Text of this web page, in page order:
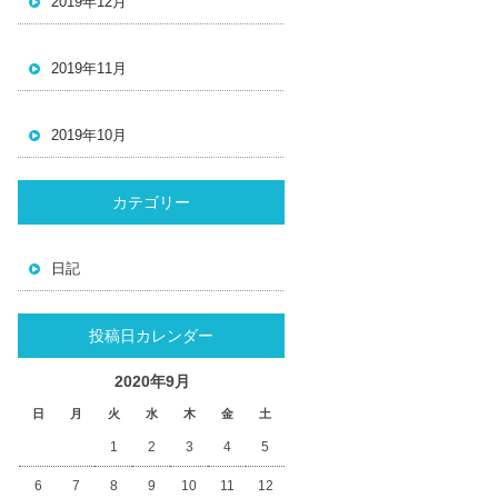
2019年11月
2019年10月
カテゴリー
日記
投稿日カレンダー
2020年9月
日 月 火 水 木 金 土
1 2 3 4 5
6 7 8 9 10 11 12